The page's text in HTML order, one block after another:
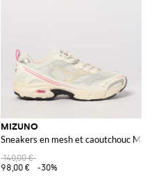
MIZUNO
Sneakers en mesh et caoutchouc MXR
140,00 €
98,00 €
-30%